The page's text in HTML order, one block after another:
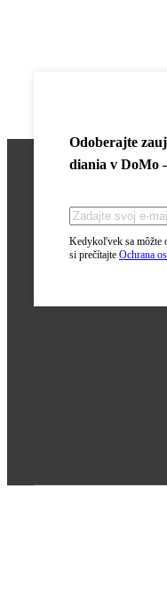
Odoberajte
diania v DoMo
Kedykoľvek sa môžte
si prečítajte Ochrana